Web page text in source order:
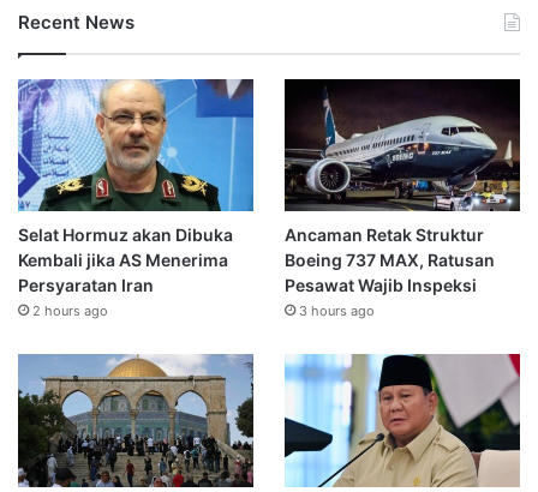
Recent News
Selat Hormuz akan Dibuka
Kembali jika AS Menerima
Persyaratan Iran
2 hours ago
Ancaman Retak Struktur
Boeing 737 MAX, Ratusan
Pesawat Wajib Inspeksi
3 hours ago